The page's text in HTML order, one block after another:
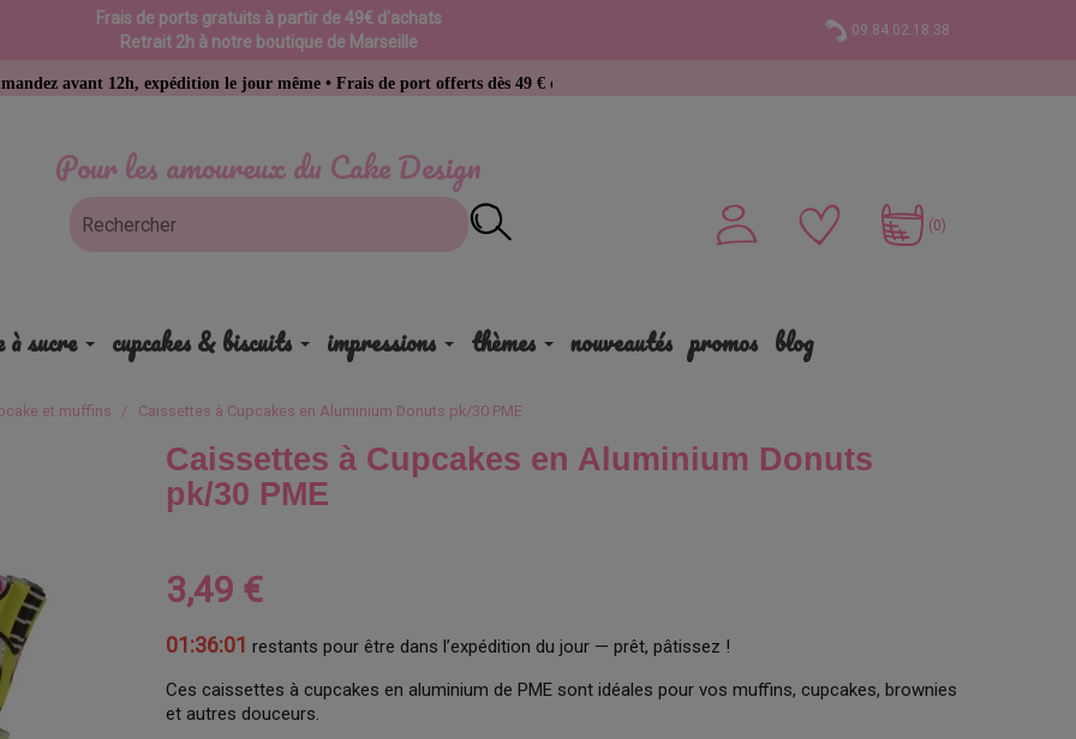
Frais de ports gratuits à partir de 49€ d'achats
Retrait 2h à notre boutique de Marseille
09.84.02.18.38
Pour les amoureux du Cake Design
12h, expédition le jour même • Frais de port offerts dès 49 € d’achat
(0)
à sucre cupcakes & biscuits impressions thèmes nouveautés promos blog
et muffins Caissettes à Cupcakes en Aluminium Donuts pk/30 PME
Caissettes à Cupcakes en Aluminium Donuts
pk/30 PME
3,49 €
01:36:00 restants pour être dans l’expédition du jour — prêt, pâtissez !
Ces caissettes à cupcakes en aluminium de PME sont idéales pour vos muffins, cupcakes, brownies
et autres douceurs.